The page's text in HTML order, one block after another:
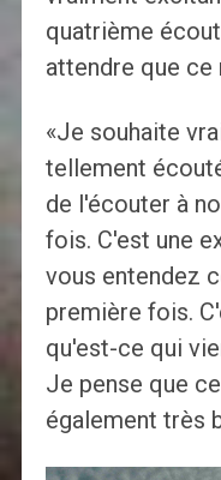
quatrième
attendre que ce
«Je souhaite
tellement
de l'écouter à
fois. C'est une
vous entendez
première fois.
qu'est-ce qui
Je pense que
également très